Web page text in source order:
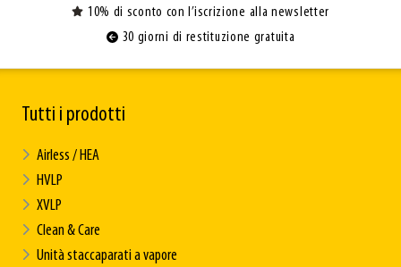
10% di sconto con l’iscrizione alla newsletter
30 giorni di restituzione gratuita
Tutti i prodotti
Airless / HEA
HVLP
XVLP
Clean & Care
Unità staccaparati a vapore